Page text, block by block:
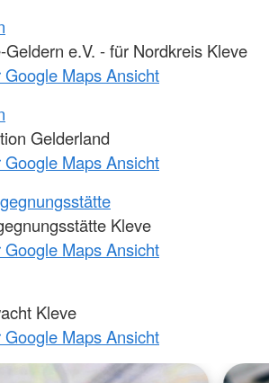
e.V. - für Nordkreis Kleve
Google Maps Ansicht
Gelderland
Google Maps Ansicht
Kleve
Google Maps Ansicht
Kleve
Google Maps Ansicht